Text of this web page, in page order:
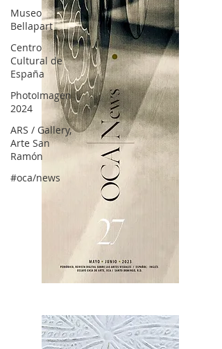
Museo
Bellapart
Centro
Cultural de
España
PhotoImagen
2024
ARS / Gallery,
Arte San
Ramón
#oca/news